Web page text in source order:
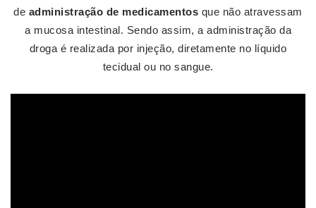
de administração de medicamentos que não atravessam
a mucosa intestinal. Sendo assim, a administração da
droga é realizada por injeção, diretamente no líquido
tecidual ou no sangue.